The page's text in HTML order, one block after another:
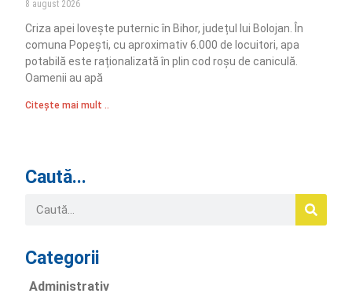
8 august 2026
Criza apei lovește puternic în Bihor, județul lui Bolojan. În
comuna Popești, cu aproximativ 6.000 de locuitori, apa
potabilă este raționalizată în plin cod roșu de caniculă.
Oamenii au apă
Citește mai mult ..
Caută...
Categorii
Administrativ